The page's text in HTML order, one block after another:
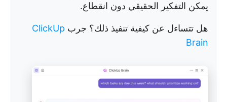
يمكن التفكير الحقيقي دون انقطاع.
هل تتساءل عن كيفية تنفيذ ذلك؟ جرب ClickUp
Brain